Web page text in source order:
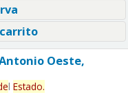
Oeste,
l Estado.